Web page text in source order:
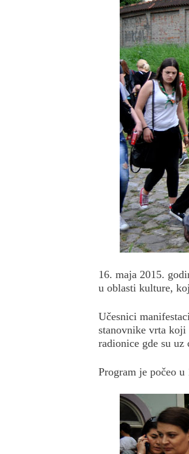
16. maja 2015.
u oblasti kulture,
Učesnici
stanovnike vrta koji
radionice gde su
Program je počeo